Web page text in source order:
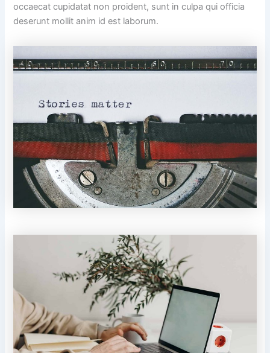
occaecat cupidatat non proident, sunt in culpa qui officia
deserunt mollit anim id est laborum.